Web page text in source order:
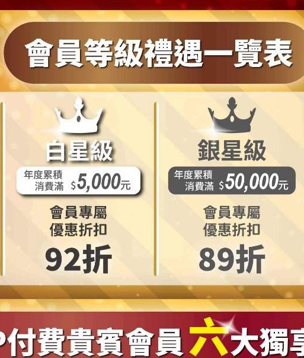
吋左右不等的直徑縮減 可能
務，為避免因退換貨浪費來回時間與造成物流費用等資源損失與浪費
請務必確認後方才下單
您的螢幕狀況或所處地方光線不同產生視覺色差，圖片僅供參考，商
※ 本服務與本公司保留視情況修改替換搭配商品吊飾之權利。
[ ]
成無誤後，即開始處理此筆訂單。一般商品處理運送寄出時間約為三
六、日及國定假日)。
貨者，我們將會以
或電話連絡通知消費者。[請於訂購時您的資
※ 本服務與本公司保留接受訂單與否的權利。
※ 更多關於退換貨疑問，請參照相關購物說明。